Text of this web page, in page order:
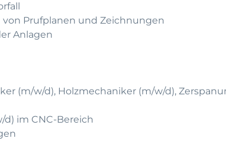
von Prufplanen und Zeichnungen
Anlagen
(m/w/d), Holzmechaniker (m/w/d),
im CNC-Bereich